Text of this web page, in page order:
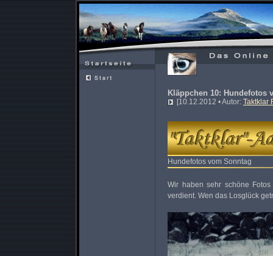
Kläppchen 10: Hundefotos
[10.12.2012 • Autor: Taktklar
Hundefotos vom Sonntag
Wir haben sehr schöne
verdient. Wen das Losglück